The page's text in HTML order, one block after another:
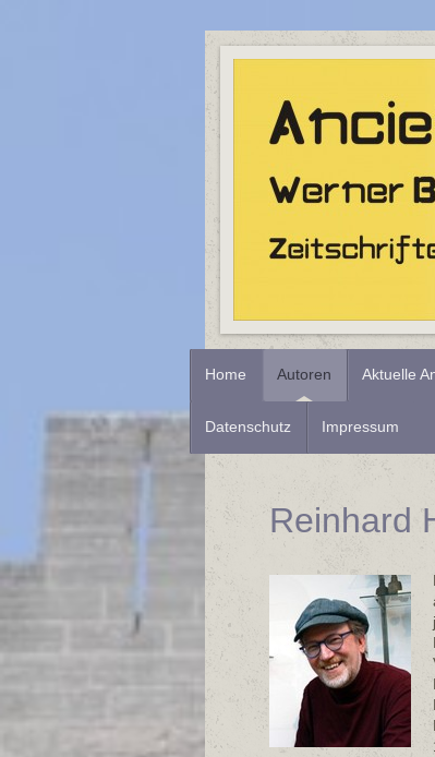
Home Autoren Aktuelle
Datenschutz Impressum
Reinhard